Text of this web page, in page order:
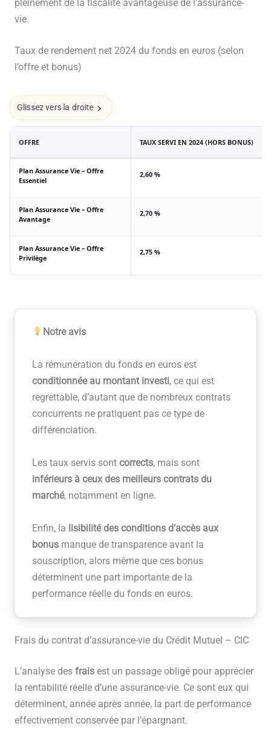
pleinement de la fiscalité avantageuse de l’assurance-
vie.
Taux de rendement net 2024 du fonds en euros (selon
l’offre et bonus)
Glissez vers la droite
OFFRE TAUX SERVI EN 2024 (HORS BONUS)
Plan Assurance Vie – Offre
Essentiel
2,60 %
Plan Assurance Vie – Offre
Avantage
2,70 %
Plan Assurance Vie – Offre
Privilège
2,75 %
Notre avis
La rémunération du fonds en euros est
conditionnée au montant investi, ce qui est
regrettable, d’autant que de nombreux contrats
concurrents ne pratiquent pas ce type de
différenciation.
Les taux servis sont corrects, mais sont
inférieurs à ceux des meilleurs contrats du
marché, notamment en ligne.
Enfin, la lisibilité des conditions d’accès aux
bonusmanque de transparence avant la
souscription, alors même que ces bonus
déterminent une part importante de la
performance réelle du fonds en euros.
Frais du contrat d’assurance-vie du Crédit Mutuel – CIC
L’analyse des fraisest un passage obligé pour apprécier
la rentabilité réelle d’une assurance-vie. Ce sont eux qui
déterminent, année après année, la part de performance
effectivement conservée par l’épargnant.